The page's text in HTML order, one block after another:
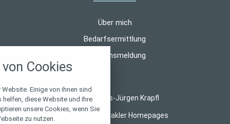
Über mich
Bedarfsermittlung
Schadensmeldung
© 2026 Hans-Jürgen Krapfl
Makler Homepages
Cookies
Einige von ihnen sind
diese Website und Ihre
unsere Cookies, wenn Sie
zu nutzen.
alle verwendeten Cookies und
zu blockieren.
Notwendig